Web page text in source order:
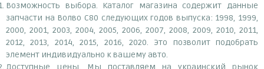
Возможность выбора. Каталог магазина содержит данные
запчасти на Волво С80 следующих годов выпуска: 1998, 1999,
2000, 2001, 2003, 2004, 2005, 2006, 2007, 2008, 2009, 2010, 2011,
2012, 2013, 2014, 2015, 2016, 2020. Это позволит подобрать
элемент индивидуально к вашему авто.
Доступные цены. Мы поставляем на украинский рынок